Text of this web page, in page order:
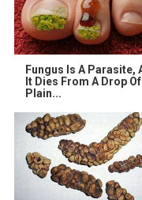
Fungus Is A Parasite,
It Dies From A Drop Of
Plain...